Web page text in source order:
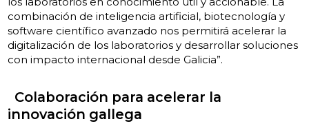
combinación de inteligencia artificial, biotecnología y
software científico avanzado nos permitirá acelerar la
digitalización de los laboratorios y desarrollar soluciones
con impacto internacional desde Galicia”.
Colaboración para acelerar la
innovación gallega